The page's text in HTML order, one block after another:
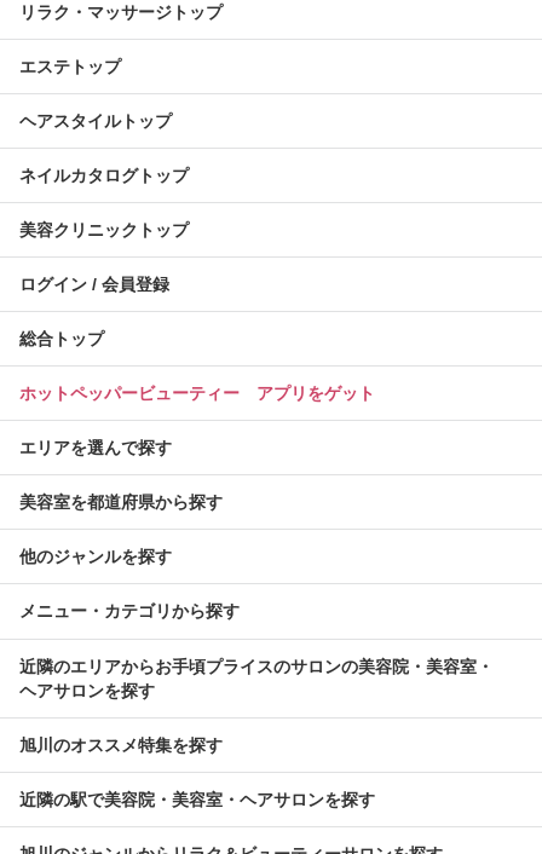
リラク・マッサージトップ
エステトップ
ヘアスタイルトップ
ネイルカタログトップ
美容クリニックトップ
ログイン / 会員登録
総合トップ
ホットペッパービューティー アプリをゲット
エリアを選んで探す
美容室を都道府県から探す
他のジャンルを探す
メニュー・カテゴリから探す
近隣のエリアからお手頃プライスのサロンの美容院・美容室・
ヘアサロンを探す
旭川のオススメ特集を探す
近隣の駅で美容院・美容室・ヘアサロンを探す